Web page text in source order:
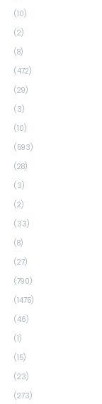
(10)
(2)
(8)
(472)
(29)
(3)
(10)
(593)
(28)
(3)
(2)
(33)
(8)
(27)
(790)
(1475)
(46)
(1)
(15)
(23)
(273)